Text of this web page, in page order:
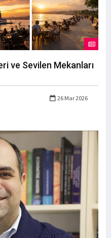
ve Sevilen Mekanları
26 Mar 2026